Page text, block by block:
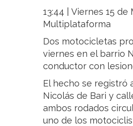
13:44 | Viernes 15
Multiplataforma
Dos motocicletas
viernes en el barrio
conductor con
El hecho se registró
Nicolás de Bari y
ambos rodados
uno de los